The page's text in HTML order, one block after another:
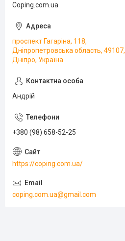
Coping.com.ua
проспект Гагаріна, 118,
Дніпропетровська область, 49107,
Дніпро, Україна
Андрій
+380 (98) 658-52-25
https://coping.com.ua/
coping.com.ua@gmail.com